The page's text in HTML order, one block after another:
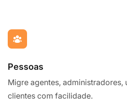
Pessoas
Migre agentes, administradores,
clientes com facilidade.